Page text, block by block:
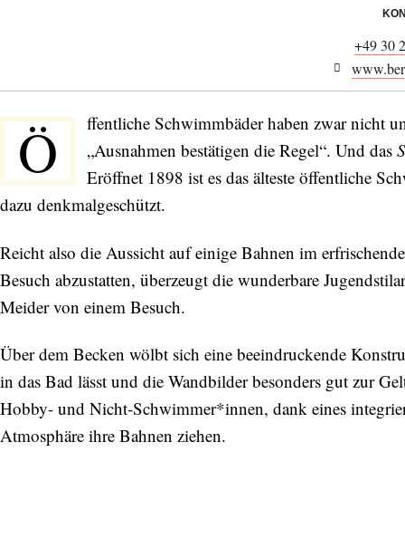
+49 30
Ö
ffentliche Schwimmbäder haben zwar nicht
„Ausnahmen bestätigen die Regel“. Und das
Eröffnet 1898 ist es das älteste öffentliche
dazu denkmalgeschützt.
Reicht also die Aussicht auf einige Bahnen im
Besuch abzustatten, überzeugt die wunderbare
Meider von einem Besuch.
Über dem Becken wölbt sich eine beeindruckende
in das Bad lässt und die Wandbilder besonders gut zur
Hobby- und Nicht-Schwimmer*innen, dank eines
Atmosphäre ihre Bahnen ziehen.